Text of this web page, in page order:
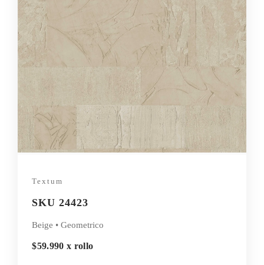
Textum
SKU 24423
Beige • Geometrico
$59.990 x rollo